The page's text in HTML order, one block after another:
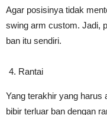
Agar posisinya tidak
swing arm custom. Jadi,
ban itu sendiri.
Rantai
Yang terakhir yang harus
bibir terluar ban dengan